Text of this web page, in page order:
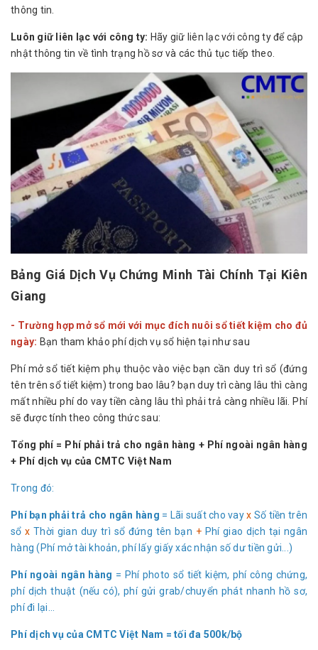
thông tin.
Luôn giữ liên lạc với công ty: Hãy giữ liên lạc với công ty để cập
nhật thông tin về tình trạng hồ sơ và các thủ tục tiếp theo.
Bảng Giá Dịch Vụ Chứng Minh Tài Chính Tại Kiên
Giang
- Trường hợp mở sổ mới với mục đích nuôi sổ tiết kiệm cho đủ
ngày: Bạn tham khảo phí dịch vụ sổ hiện tại như sau
Phí mở sổ tiết kiệm phụ thuộc vào việc bạn cần duy trì sổ (đứng
tên trên sổ tiết kiệm) trong bao lâu? bạn duy trì càng lâu thì càng
mất nhiều phí do vay tiền càng lâu thì phải trả càng nhiều lãi. Phí
sẽ được tính theo công thức sau:
Tổng phí = Phí phải trả cho ngân hàng + Phí ngoài ngân hàng
+ Phí dịch vụ của CMTC Việt Nam
Trong đó:
Phí bạn phải trả cho ngân hàng = Lãi suất cho vayx Số tiền trên
sổ xThời gian duy trì sổ đứng tên bạn +Phí giao dịch tại ngân
hàng (Phí mở tài khoản, phí lấy giấy xác nhận số dư tiền gửi...)
Phí ngoài ngân hàng = Phí photo sổ tiết kiệm, phí công chứng,
phí dịch thuật (nếu có), phí gửi grab/chuyển phát nhanh hồ sơ,
phí đi lại...
Phí dịch vụ của CMTC Việt Nam = tối đa 500k/bộ